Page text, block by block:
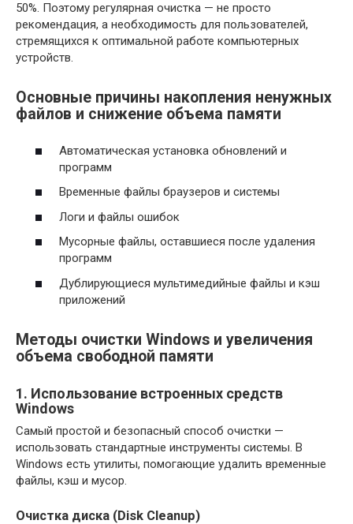
50%. Поэтому регулярная очистка — не просто
рекомендация, а необходимость для пользователей,
стремящихся к оптимальной работе компьютерных
устройств.
Основные причины накопления ненужных
файлов и снижение объема памяти
Автоматическая установка обновлений и
программ
Временные файлы браузеров и системы
Логи и файлы ошибок
Мусорные файлы, оставшиеся после удаления
программ
Дублирующиеся мультимедийные файлы и кэш
приложений
Методы очистки Windows и увеличения
объема свободной памяти
1. Использование встроенных средств
Windows
Самый простой и безопасный способ очистки —
использовать стандартные инструменты системы. В
Windows есть утилиты, помогающие удалить временные
файлы, кэш и мусор.
Очистка диска (Disk Cleanup)